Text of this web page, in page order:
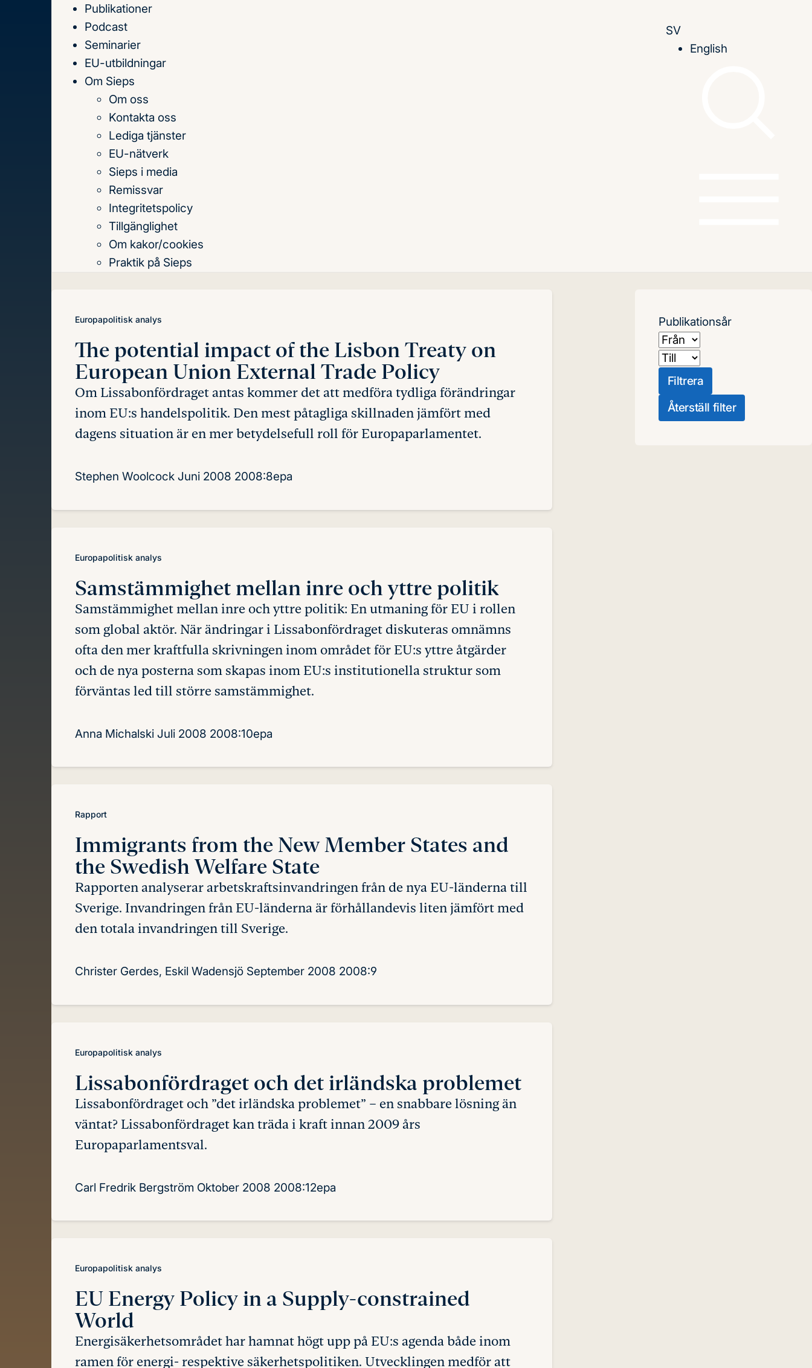
Till
innehållet
Publikationer
Podcast
Seminarier
EU-utbildningar
Om Sieps
Om oss
Kontakta oss
Lediga tjänster
EU-nätverk
Sieps i media
Remissvar
Integritetspolicy
Tillgänglighet
Om kakor/cookies
Praktik på Sieps
SV
English
Publikationer
Publikationer
författare
Senaste publikationernaTeman
Europapolitisk analys
The potential impact of the Lisbon Treaty on
European Union External Trade Policy
Om Lissabonfördraget antas kommer det att medföra tydliga förändringar
inom EU:s handelspolitik. Den mest påtagliga skillnaden jämfört med
dagens situation är en mer betydelsefull roll för Europaparlamentet.
Stephen Woolcock Juni 2008 2008:8epa
Europapolitisk analys
Samstämmighet mellan inre och yttre politik
Samstämmighet mellan inre och yttre politik: En utmaning för EU i rollen
som global aktör. När ändringar i Lissabonfördraget diskuteras omnämns
ofta den mer kraftfulla skrivningen inom området för EU:s yttre åtgärder
och de nya posterna som skapas inom EU:s institutionella struktur som
förväntas led till större samstämmighet.
Anna Michalski Juli 2008 2008:10epa
Rapport
Immigrants from the New Member States and
the Swedish Welfare State
Rapporten analyserar arbetskraftsinvandringen från de nya EU-länderna till
Sverige. Invandringen från EU-länderna är förhållandevis liten jämfört med
den totala invandringen till Sverige.
Christer Gerdes, Eskil Wadensjö September 2008 2008:9
Europapolitisk analys
Lissabonfördraget och det irländska problemet
Lissabonfördraget och ”det irländska problemet” – en snabbare lösning än
väntat? Lissabonfördraget kan träda i kraft innan 2009 års
Europaparlamentsval.
Carl Fredrik Bergström Oktober 2008 2008:12epa
Europapolitisk analys
EU Energy Policy in a Supply-constrained
World
Energisäkerhetsområdet har hamnat högt upp på EU:s agenda både inom
ramen för energi- respektive säkerhetspolitiken. Utvecklingen medför att
Publikationsår
Från
Till
Filtrera
Återställ filter